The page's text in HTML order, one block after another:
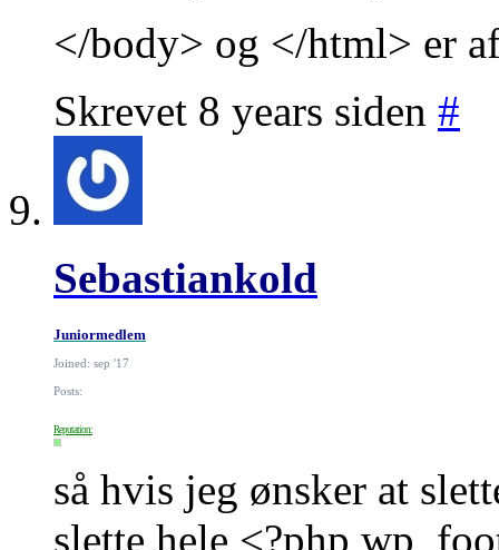
</body> og </html> er
Skrevet 8 years siden #
Sebastiankold
Juniormedlem
Joined: sep '17
Posts:
Reputation:
så hvis jeg ønsker at
slette hele <?php